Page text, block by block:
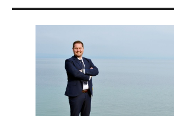
MUSÉEDE PRÉHISTOIRE